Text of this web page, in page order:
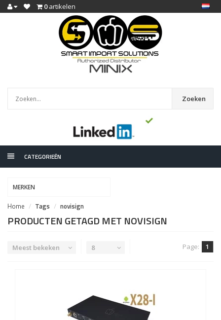
0artikelen
Zoeken
CATEGORIEËN
MERKEN
Home Tags novisign
PRODUCTEN GETAGD MET NOVISIGN
Meest bekeken 8 Page: 1